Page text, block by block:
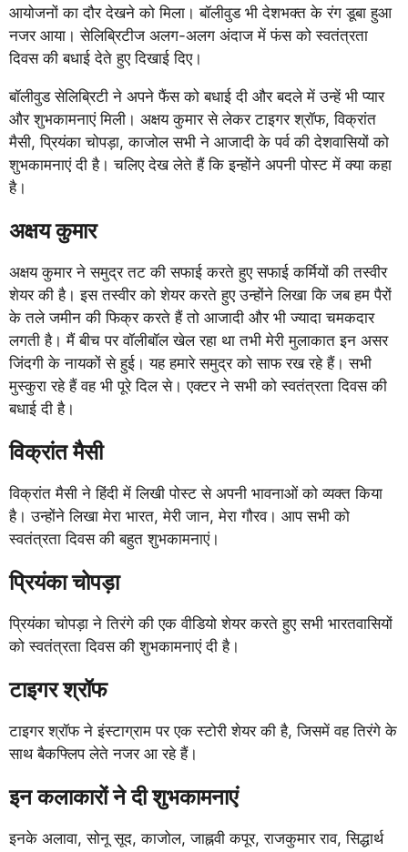
आयोजनों का दौर देखने को मिला। बॉलीवुड भी देशभक्त के रंग डूबा हुआ
नजर आया। सेलिब्रिटीज अलग-अलग अंदाज में फंस को स्वतंत्रता
दिवस की बधाई देते हुए दिखाई दिए।
बॉलीवुड सेलिब्रिटी ने अपने फैंस को बधाई दी और बदले में उन्हें भी प्यार
और शुभकामनाएं मिली। अक्षय कुमार से लेकर टाइगर श्रॉफ, विक्रांत
मैसी, प्रियंका चोपड़ा, काजोल सभी ने आजादी के पर्व की देशवासियों को
शुभकामनाएं दी है। चलिए देख लेते हैं कि इन्होंने अपनी पोस्ट में क्या कहा
है।
अक्षय कुमार
अक्षय कुमार ने समुद्र तट की सफाई करते हुए सफाई कर्मियों की तस्वीर
शेयर की है। इस तस्वीर को शेयर करते हुए उन्होंने लिखा कि जब हम पैरों
के तले जमीन की फिक्र करते हैं तो आजादी और भी ज्यादा चमकदार
लगती है। मैं बीच पर वॉलीबॉल खेल रहा था तभी मेरी मुलाकात इन असर
जिंदगी के नायकों से हुई। यह हमारे समुद्र को साफ रख रहे हैं। सभी
मुस्कुरा रहे हैं वह भी पूरे दिल से। एक्टर ने सभी को स्वतंत्रता दिवस की
बधाई दी है।
विक्रांत मैसी
विक्रांत मैसी ने हिंदी में लिखी पोस्ट से अपनी भावनाओं को व्यक्त किया
है। उन्होंने लिखा मेरा भारत, मेरी जान, मेरा गौरव। आप सभी को
स्वतंत्रता दिवस की बहुत शुभकामनाएं।
प्रियंका चोपड़ा
प्रियंका चोपड़ा ने तिरंगे की एक वीडियो शेयर करते हुए सभी भारतवासियों
को स्वतंत्रता दिवस की शुभकामनाएं दी है।
टाइगर श्रॉफ
टाइगर श्रॉफ ने इंस्टाग्राम पर एक स्टोरी शेयर की है, जिसमें वह तिरंगे के
साथ बैकफ्लिप लेते नजर आ रहे हैं।
इन कलाकारों ने दी शुभकामनाएं
इनके अलावा, सोनू सूद, काजोल, जाह्नवी कपूर, राजकुमार राव, सिद्धार्थ